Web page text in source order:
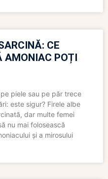
CE
AMONIAC POȚI
piele sau pe păr trece
este sigur? Firele albe
dar multe femei
nu mai folosească
și a mirosului